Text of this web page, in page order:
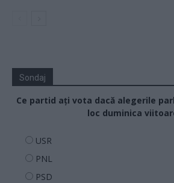
Sondaj
Ce partid ați vota dacă alegerile
loc duminica
USR
PNL
PSD